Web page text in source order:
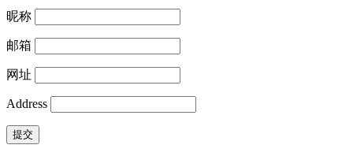
昵称
邮箱
网址
Address
提交